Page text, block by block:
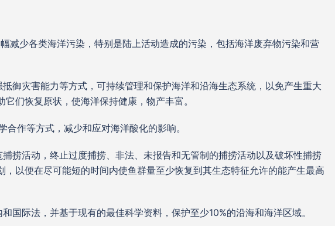
减少各类海洋污染，特别是陆上活动造成的污染，包括海洋废弃物污染和营
御灾害能力等方式，可持续管理和保护海洋和沿海生态系统，以免产生重大
们恢复原状，使海洋保持健康，物产丰富。
合作等方式，减少和应对海洋酸化的影响。
捞活动，终止过度捕捞、非法、未报告和无管制的捕捞活动以及破坏性捕捞
，以便在尽可能短的时间内使鱼群量至少恢复到其生态特征允许的能产生最高
国际法，并基于现有的最佳科学资料，保护至少10%的沿海和海洋区域。